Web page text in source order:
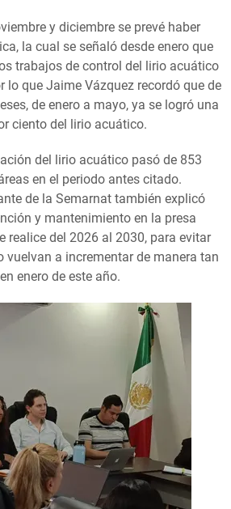
y diciembre se prevé haber
la cual se señaló desde enero que
trabajos de control del lirio acuático
lo que Jaime Vázquez recordó que de
de enero a mayo, ya se logró una
ciento del lirio acuático.
del lirio acuático pasó de 853
en el periodo antes citado.
de la Semarnat también explicó
y mantenimiento en la presa
realice del 2026 al 2030, para evitar
vuelvan a incrementar de manera tan
enero de este año.